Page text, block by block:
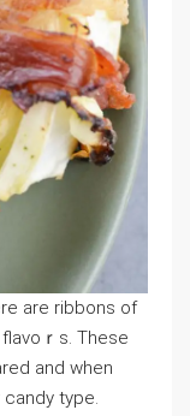
are ribbons of
ｒs. Τhese
and when
type.